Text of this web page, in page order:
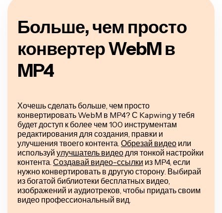
Больше, чем просто
конвертер WebM в
MP4
Хочешь сделать больше, чем просто
конвертировать WebM в MP4? С Kapwing у тебя
будет доступ к более чем 100 инструментам
редактирования для создания, правки и
улучшения твоего контента. Обрезай видео или
используй улучшатель видео для тонкой настройки
контента. Создавай видео-ссылки из MP4, если
нужно конвертировать в другую сторону. Выбирай
из богатой библиотеки бесплатных видео,
изображений и аудиотреков, чтобы придать своим
видео профессиональный вид.